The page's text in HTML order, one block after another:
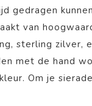
gedragen
van
sterling zilver,
met de hand
Om je